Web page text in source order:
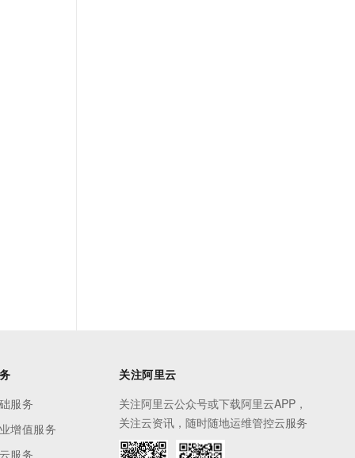
服务
增值服务
服务
关注阿里云
关注阿里云公众号或下载阿里云APP，
关注云资讯，随时随地运维管控云服务